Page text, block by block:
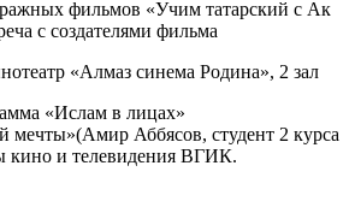
фильмов «Учим татарский с Ак
с создателями фильма
«Алмаз синема Родина», 2 зал
«Ислам в лицах»
мечты»(Амир Аббясов, студент 2 курса
кино и телевидения ВГИК.